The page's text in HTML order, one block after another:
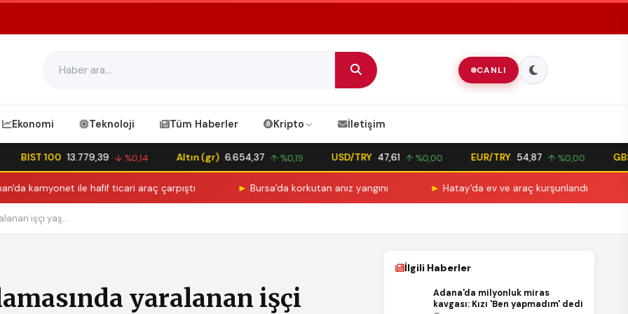
CANLI
Ekonomi Teknoloji Tüm Haberler Kripto İletişim
BIST 100 13.779,39 ↓ %0,14 Altın (gr) 6.654,37 ↑ %0,19 USD/TRY 47,61 ↑ %0,00 EUR/TRY 54,87 ↑ %0,00 GBP/
kamyonet ile hafif ticari araç çarpıştı Bursa'da korkutan anız yangını Hatay'da ev ve araç kurşunlandı
işçi yaş...
yaralanan işçi
İlgili Haberler
Adana'da milyonluk miras
kavgası: Kızı 'Ben yapmadım' dedi